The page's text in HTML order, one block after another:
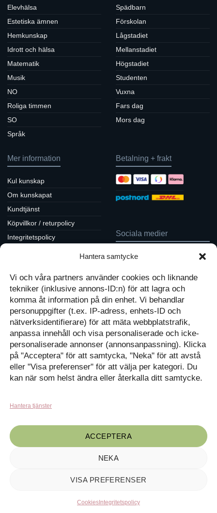
Hantera samtycke
Vi och våra partners använder cookies och liknande
tekniker (inklusive annons-ID:n) för att lagra och
komma åt information på din enhet. Vi behandlar
personuppgifter (t.ex. IP-adress, enhets-ID och
nätverksidentifierare) för att mäta webbplatstrafik,
anpassa innehåll och visa personaliserade och icke-
personaliserade annonser (annonsanpassning). Klicka
på "Acceptera" för att samtycka, "Neka" för att avstå
eller "Visa preferenser" för att välja per kategori. Du
kan när som helst ändra eller återkalla ditt samtycke.
Hantera tjänster
ACCEPTERA
NEKA
VISA PREFERENSER
Cookies Integritetspolicy
Elevhälsa
Estetiska ämnen
Hemkunskap
Idrott och hälsa
Matematik
Musik
NO
Roliga timmen
SO
Språk
Spädbarn
Förskolan
Lågstadiet
Mellanstadiet
Högstadiet
Studenten
Vuxna
Fars dag
Mors dag
Mer information
Kul kunskap
Om kunskapat
Kundtjänst
Köpvillkor / returpolicy
Integritetspolicy
Mitt konto
Kassan
Betalning + frakt
Sociala medier
Följ oss på Facebook
Inspiration på Pinterest
Diskutera på LinkedIn
Varukorg
Inga produkter i varukorgen.
GÅ TILLBAKA TILL
BUTIKEN
Kunskapat
Med barn och ungas
nyfikenhet som inspiration
skapar vi design som
förmedlar kunskap till en ny
generation.
Norrköping · ©2020-2024 Maila oss påkontakt@kunskapat.se